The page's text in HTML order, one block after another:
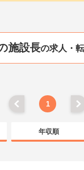
施設長の求人・
1
年収順